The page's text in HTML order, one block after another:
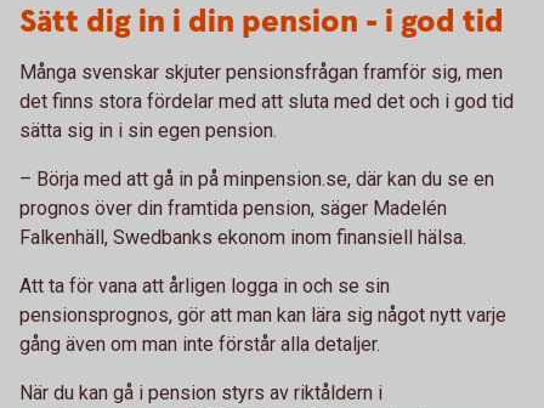
Sätt dig in i din pension - i god tid
Många svenskar skjuter pensionsfrågan framför sig, men
det finns stora fördelar med att sluta med det och i god tid
sätta sig in i sin egen pension.
– Börja med att gå in på minpension.se, där kan du se en
prognos över din framtida pension, säger Madelén
Falkenhäll, Swedbanks ekonom inom finansiell hälsa.
Att ta för vana att årligen logga in och se sin
pensionsprognos, gör att man kan lära sig något nytt varje
gång även om man inte förstår alla detaljer.
När du kan gå i pension styrs av riktåldern i